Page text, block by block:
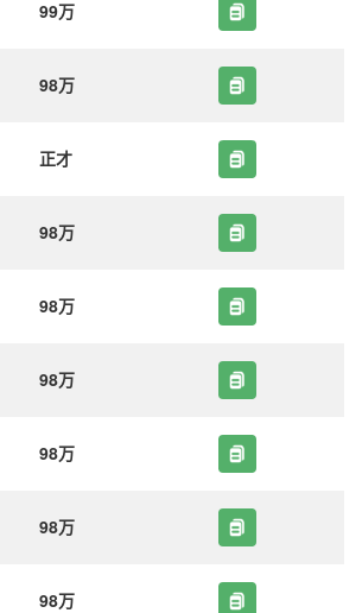
99万
98万
正才
98万
98万
98万
98万
98万
98万